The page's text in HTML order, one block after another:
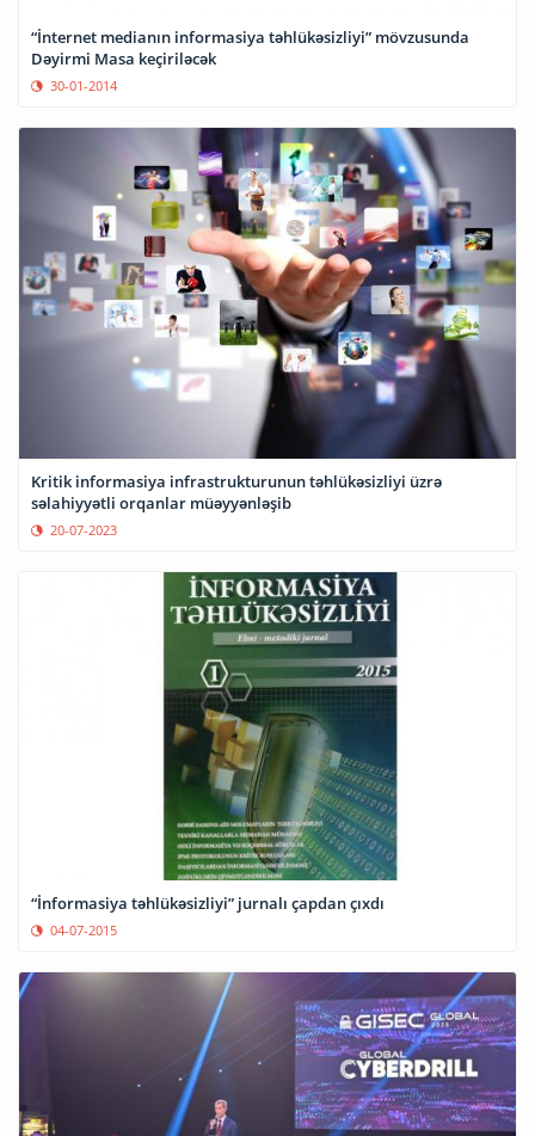
“İnternet medianın informasiya təhlükəsizliyi” mövzusunda
Dəyirmi Masa keçiriləcək
30-01-2014
Kritik informasiya infrastrukturunun təhlükəsizliyi üzrə
səlahiyyətli orqanlar müəyyənləşib
20-07-2023
“İnformasiya təhlükəsizliyi” jurnalı çapdan çıxdı
04-07-2015